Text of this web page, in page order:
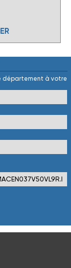
département à votre